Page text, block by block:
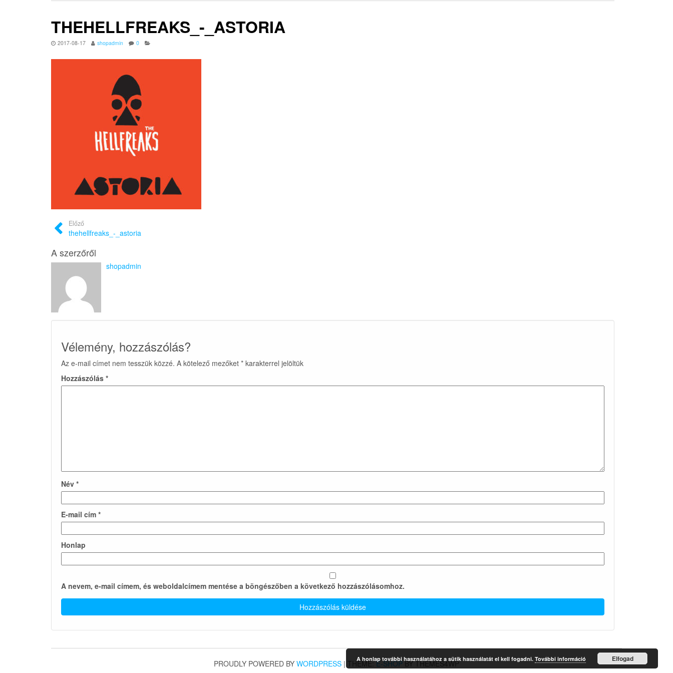
THEHELLFREAKS_-_ASTORIA
2017-08-17 shopadmin 0
Előző
thehellfreaks_-_astoria
A szerzőről
shopadmin
Vélemény, hozzászólás?
Az e-mail címet nem tesszük közzé. A kötelező mezőket * karakterrel jelöltük
Hozzászólás *
Név *
E-mail cím *
Honlap
A nevem, e-mail címem, és weboldalcímem mentése a böngészőben a következő hozzászólásomhoz.
PROUDLY POWERED BY WORDPRESS | THEME:E-SHOPBY THEMES4WP
A honlap további használatához a sütik használatát el kell fogadni. További információ Elfogad